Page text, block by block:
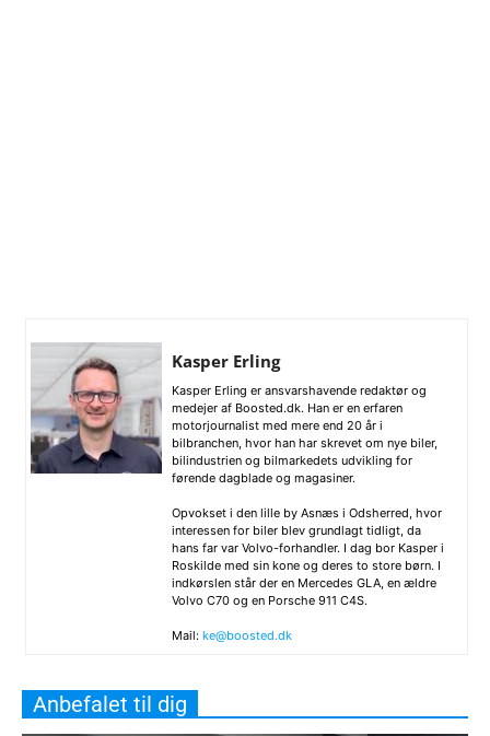
Kasper Erling
Kasper Erling er ansvarshavende redaktør og
medejer af Boosted.dk. Han er en erfaren
motorjournalist med mere end 20 år i
bilbranchen, hvor han har skrevet om nye biler,
bilindustrien og bilmarkedets udvikling for
førende dagblade og magasiner.
Opvokset i den lille by Asnæs i Odsherred, hvor
interessen for biler blev grundlagt tidligt, da
hans far var Volvo-forhandler. I dag bor Kasper i
Roskilde med sin kone og deres to store børn. I
indkørslen står der en Mercedes GLA, en ældre
Volvo C70 og en Porsche 911 C4S.
Mail: ke@boosted.dk